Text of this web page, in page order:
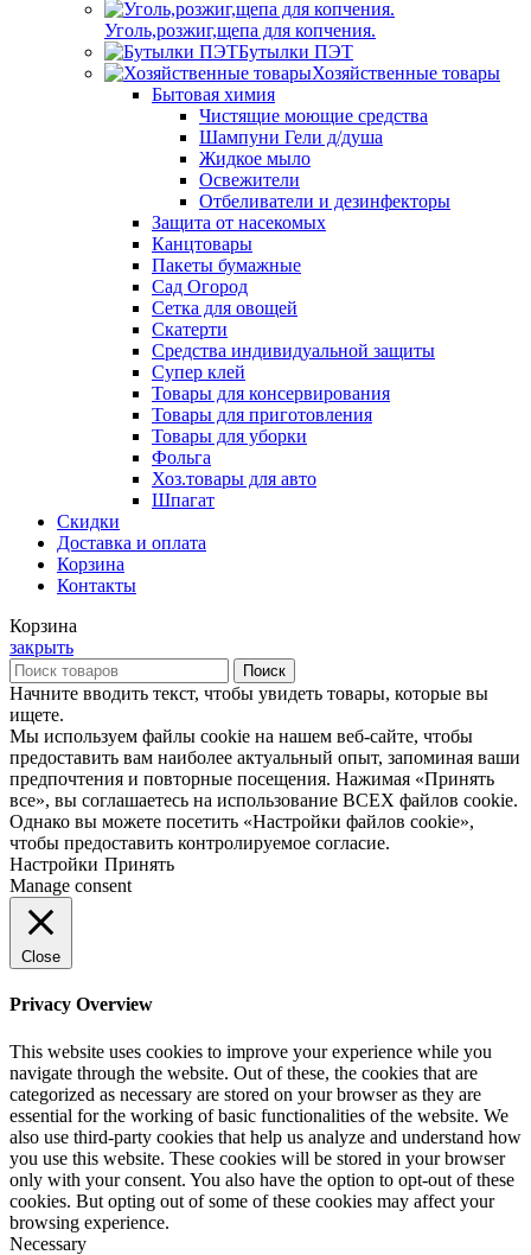
Уголь,розжиг,щепа для копчения.
Бутылки ПЭТ
Хозяйственные товары
Бытовая химия
Чистящие моющие средства
Шампуни Гели д/душа
Жидкое мыло
Освежители
Отбеливатели и дезинфекторы
Защита от насекомых
Канцтовары
Пакеты бумажные
Сад Огород
Сетка для овощей
Скатерти
Средства индивидуальной защиты
Супер клей
Товары для консервирования
Товары для приготовления
Товары для уборки
Фольга
Хоз.товары для авто
Шпагат
Скидки
Доставка и оплата
Корзина
Контакты
Корзина
закрыть
Поиск
Начните вводить текст, чтобы увидеть товары, которые вы
ищете.
Мы используем файлы cookie на нашем веб-сайте, чтобы
предоставить вам наиболее актуальный опыт, запоминая ваши
предпочтения и повторные посещения. Нажимая «Принять
все», вы соглашаетесь на использование ВСЕХ файлов cookie.
Однако вы можете посетить «Настройки файлов cookie»,
чтобы предоставить контролируемое согласие.
Настройки Принять
Manage consent
Close
Privacy Overview
This website uses cookies to improve your experience while you
navigate through the website. Out of these, the cookies that are
categorized as necessary are stored on your browser as they are
essential for the working of basic functionalities of the website. We
also use third-party cookies that help us analyze and understand how
you use this website. These cookies will be stored in your browser
only with your consent. You also have the option to opt-out of these
cookies. But opting out of some of these cookies may affect your
browsing experience.
Necessary